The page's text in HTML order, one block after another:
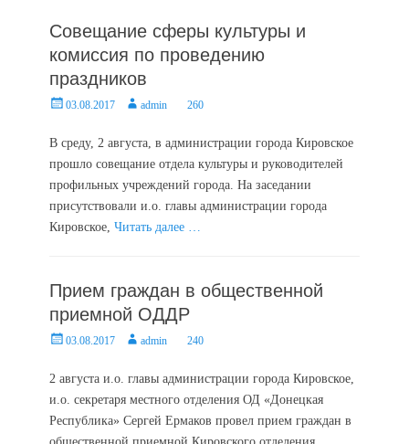
Совещание сферы культуры и
комиссия по проведению
праздников
Posted03.08.2017 Authoradmin 260
В среду, 2 августа, в администрации города Кировское
прошло совещание отдела культуры и руководителей
профильных учреждений города. На заседании
присутствовали и.о. главы администрации города
Кировское, Читать далее …
Прием граждан в общественной
приемной ОДДР
Posted03.08.2017 Authoradmin 240
2 августа и.о. главы администрации города Кировское,
и.о. секретаря местного отделения ОД «Донецкая
Республика» Сергей Ермаков провел прием граждан в